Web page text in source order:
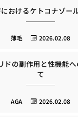
おけるケトコナゾー
2026.02.08
薄毛
ドの副作用と性機能
て
2026.02.08
AGA